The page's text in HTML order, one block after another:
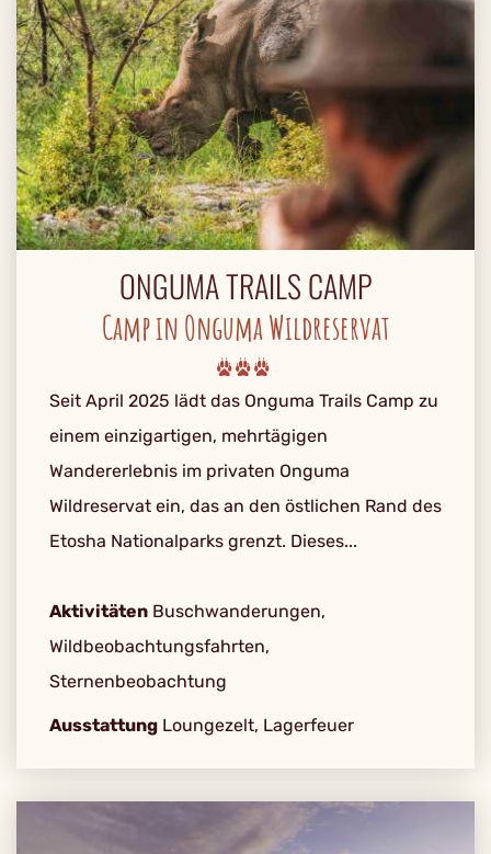
ONGUMA TRAILS CAMP
Camp in Onguma Wildreservat
Seit April 2025 lädt das Onguma Trails Camp zu
einem einzigartigen, mehrtägigen
Wandererlebnis im privaten Onguma
Wildreservat ein, das an den östlichen Rand des
Etosha Nationalparks grenzt. Dieses...
Aktivitäten Buschwanderungen,
Wildbeobachtungsfahrten,
Sternenbeobachtung
Ausstattung Loungezelt, Lagerfeuer